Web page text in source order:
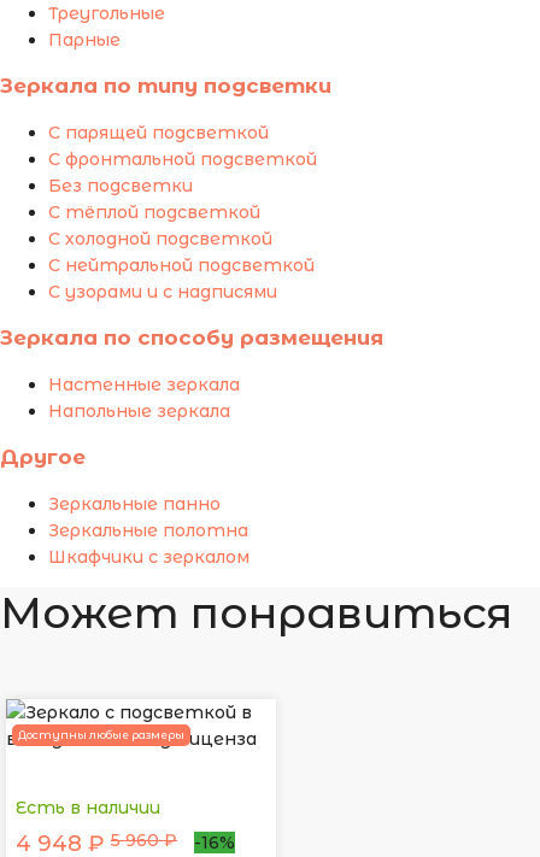
Треугольные
Парные
Зеркала по типу подсветки
С парящей подсветкой
С фронтальной подсветкой
Без подсветки
С тёплой подсветкой
С холодной подсветкой
С нейтральной подсветкой
С узорами и с надписями
Зеркала по способу размещения
Настенные зеркала
Напольные зеркала
Другое
Зеркальные панно
Зеркальные полотна
Шкафчики с зеркалом
Может понравиться
Доступны любые размеры
Есть в наличии
4 948 ₽ 5 960 ₽
-16%